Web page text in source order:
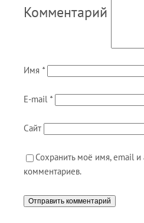
Комментарий
Имя *
E-mail *
Сайт
Сохранить моё имя, email
комментариев.